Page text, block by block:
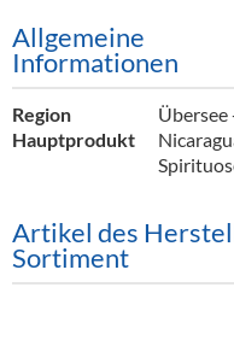
Allgemeine
Informationen
Region
Übersee
Hauptprodukt
Artikel des
Sortiment